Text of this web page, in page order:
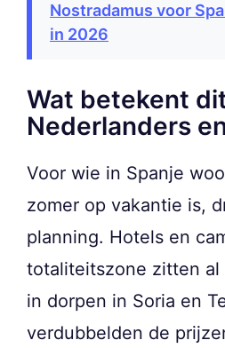
Nostradamus voor
in 2026
Wat betekent
Nederlanders
Voor wie in Spanje
zomer op vakantie is,
planning. Hotels en
totaliteitszone zitten al
in dorpen in Soria en
verdubbelden de